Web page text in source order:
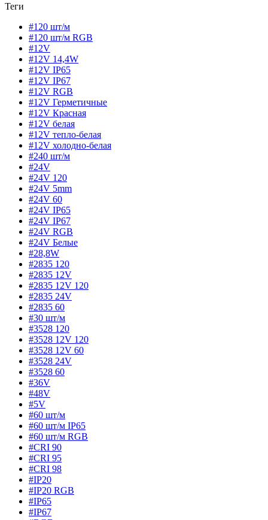
Теги
#120 шт/м
#120 шт/м RGB
#12V
#12V 14,4W
#12V IP65
#12V IP67
#12V RGB
#12V Герметичные
#12V Красная
#12V белая
#12V тепло-белая
#12V холодно-белая
#240 шт/м
#24V
#24V 120
#24V 5mm
#24V 60
#24V IP65
#24V IP67
#24V RGB
#24V Белые
#28,8W
#2835 120
#2835 12V
#2835 12V 120
#2835 24V
#2835 60
#30 шт/м
#3528 120
#3528 12V 120
#3528 12V 60
#3528 24V
#3528 60
#36V
#48V
#5V
#60 шт/м
#60 шт/м IP65
#60 шт/м RGB
#CRI 90
#CRI 95
#CRI 98
#IP20
#IP20 RGB
#IP65
#IP67